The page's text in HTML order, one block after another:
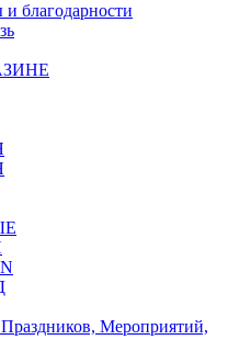
благодарности
Мероприятий,